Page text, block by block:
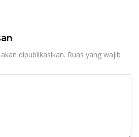
dipublikasikan. Ruas yang wajib